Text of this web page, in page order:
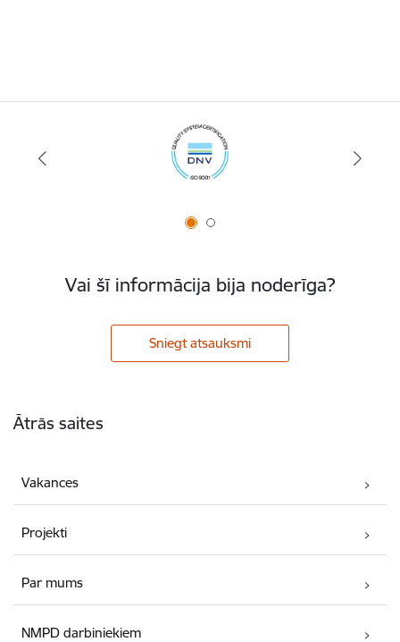
Vai šī informācija bija noderīga?
Sniegt atsauksmi
Ātrās saites
Vakances
Projekti
Par mums
NMPD darbiniekiem